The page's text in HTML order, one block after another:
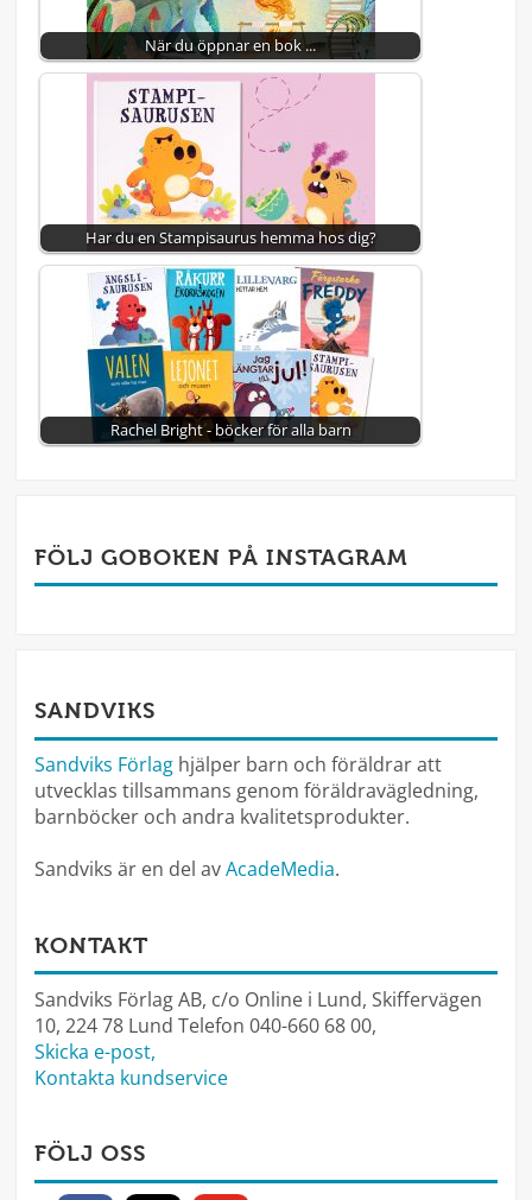
När du öppnar en bok ...
Har du en Stampisaurus hemma hos dig?
Rachel Bright - böcker för alla barn
FÖLJ GOBOKEN PÅ INSTAGRAM
SANDVIKS
Sandviks Förlag hjälper barn och föräldrar att
utvecklas tillsammans genom föräldravägledning,
barnböcker och andra kvalitetsprodukter.
Sandviks är en del avAcadeMedia.
KONTAKT
Sandviks Förlag AB, c/o Online i Lund, Skiffervägen
10, 224 78 Lund Telefon 040-660 68 00,
Skicka e-post,
Kontakta kundservice
FÖLJ OSS